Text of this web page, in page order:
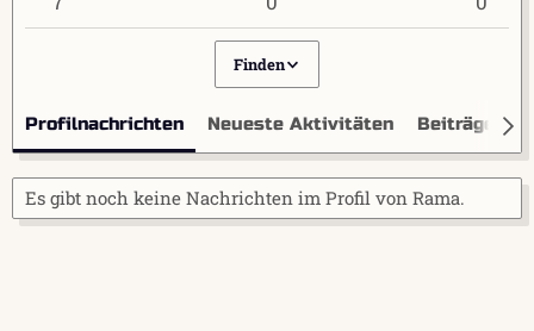
Finden
Profilnachrichten Neueste Aktivitäten Beiträge
Es gibt noch keine Nachrichten im Profil von Rama.